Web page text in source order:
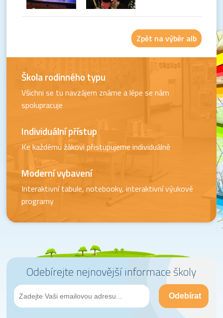
Zpět na výběr alb
Škola rodinného typu
Všichni se tu navzájem známe a lépe se nám
spolupracuje
Individuální přístup
Ke každému žákovi přistupujeme individuálně
Moderní vybavení
Interaktivní tabule, notebooky, interaktivní výukové
programy
Odebírejte nejnovější informace školy